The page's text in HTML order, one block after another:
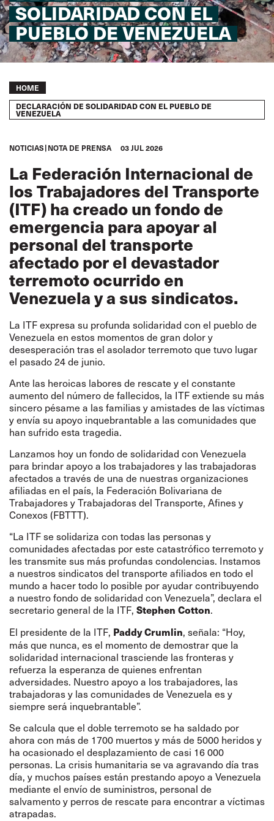
SOLIDARIDAD CON EL
PUEBLO DE VENEZUELA
Breadcrumb
HOME
DECLARACIÓN DE SOLIDARIDAD CON EL PUEBLO DE
VENEZUELA
NOTICIAS NOTA DE PRENSA 03 JUL 2026
La Federación Internacional de
los Trabajadores del Transporte
(ITF) ha creado unfondo de
emergencia para apoyar al
personal del transporte
afectado por el devastador
terremoto ocurrido en
Venezuela y a sus sindicatos.
La ITF expresa su profunda solidaridad con el pueblo de
Venezuela en estos momentos de gran dolor y
desesperación tras el asolador terremoto que tuvo lugar
el pasado 24 de junio.
Ante las heroicas labores de rescate y el constante
aumento del número de fallecidos, la ITF extiende su más
sincero pésame a las familias y amistades de las víctimas
y envía su apoyo inquebrantable a las comunidades que
han sufrido esta tragedia.
Lanzamos hoy un fondo de solidaridad con Venezuela
para brindar apoyo a los trabajadores y las trabajadoras
afectados a través de una de nuestras organizaciones
afiliadas en el país, la Federación Bolivariana de
Trabajadores y Trabajadoras del Transporte, Afines y
Conexos (FBTTT).
“La ITF se solidariza con todas las personas y
comunidades afectadas por este catastrófico terremoto y
les transmite sus más profundas condolencias. Instamos
a nuestros sindicatos del transporte afiliados en todo el
mundo a hacer todo lo posible por ayudar contribuyendo
a nuestro fondo de solidaridad con Venezuela”, declara el
secretario general de la ITF, Stephen Cotton.
El presidente de la ITF, Paddy Crumlin, señala: “Hoy,
más que nunca, es el momento de demostrar que la
solidaridad internacional trasciende las fronteras y
refuerza la esperanza de quienes enfrentan
adversidades. Nuestro apoyo a los trabajadores, las
trabajadoras y las comunidades de Venezuela es y
siempre será inquebrantable”.
Se calcula que el doble terremoto se ha saldado por
ahora con más de 1700 muertos y más de 5000 heridos y
ha ocasionado el desplazamiento de casi 16 000
personas. La crisis humanitaria se va agravando día tras
día, y muchos países están prestando apoyo a Venezuela
mediante el envío de suministros, personal de
salvamento y perros de rescate para encontrar a víctimas
atrapadas.